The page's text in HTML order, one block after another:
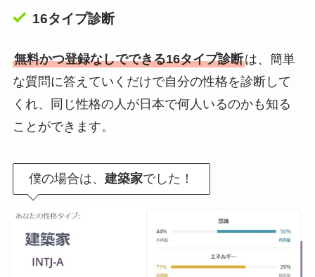
16タイプ診断
無料かつ登録なしでできる16タイプ診断は、簡単
な質問に答えていくだけで自分の性格を診断して
くれ、同じ性格の人が日本で何人いるのかも知る
ことができます。
僕の場合は、建築家でした！